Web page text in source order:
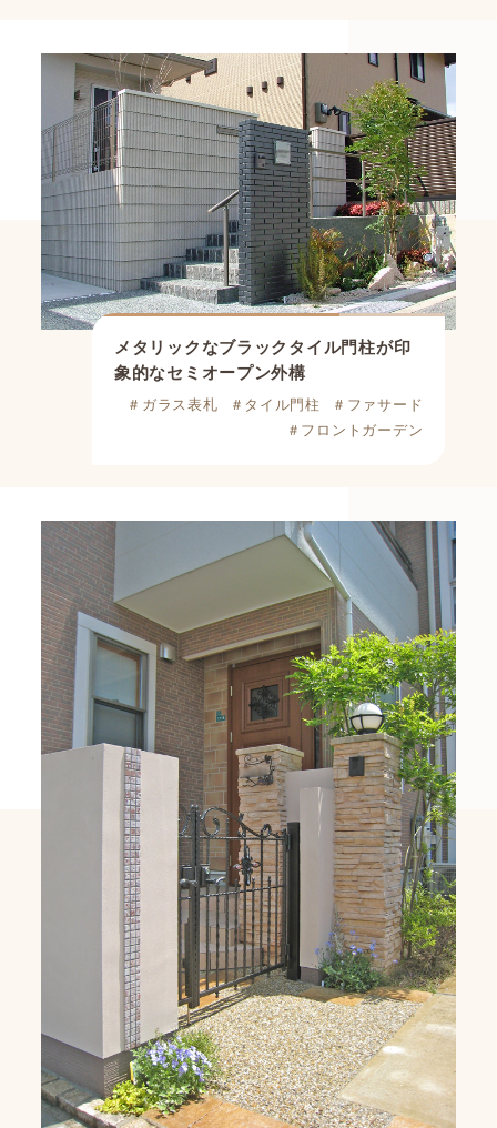
メタリックなブラックタイル門柱が印
象的なセミオープン外構
＃ガラス表札 ＃タイル門柱
＃ファサード
＃フロントガーデン